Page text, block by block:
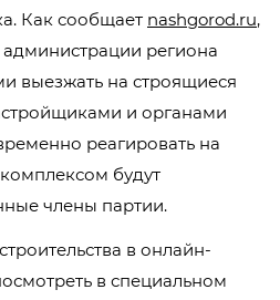
Как сообщает nashgorod.ru,
региона
выезжать на строящиеся
и органами
реагировать на
будут
члены партии.
в онлайн-
в специальном